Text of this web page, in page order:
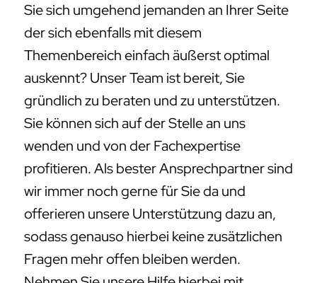
Sie sich umgehend jemanden an Ihrer Seite
der sich ebenfalls mit diesem
Themenbereich einfach äußerst optimal
auskennt? Unser Team ist bereit, Sie
gründlich zu beraten und zu unterstützen.
Sie können sich auf der Stelle an uns
wenden und von der Fachexpertise
profitieren. Als bester Ansprechpartner sind
wir immer noch gerne für Sie da und
offerieren unsere Unterstützung dazu an,
sodass genauso hierbei keine zusätzlichen
Fragen mehr offen bleiben werden.